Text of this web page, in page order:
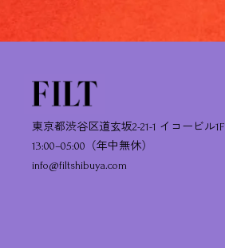
東京都渋谷区道玄坂2-21-1 イコービル1F
13:00–05:00（年中無休）
info@filtshibuya.com